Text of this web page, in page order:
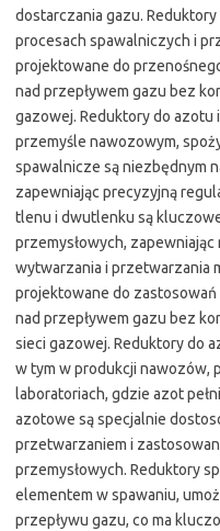
dostarczania gazu.
procesach spawalniczych i
projektowane do
nad przepływem gazu bez
gazowej. Reduktory do
przemyśle nawozowym,
spawalnicze są niezbędnym
zapewniając precyzyjną
tlenu i dwutlenku są
przemysłowych,
wytwarzania i przetwarzania
projektowane do
nad przepływem gazu bez
sieci gazowej. Reduktory do
w tym w produkcji nawozów,
laboratoriach, gdzie azot
azotowe są specjalnie
przetwarzaniem i
przemysłowych. Reduktory
elementem w spawaniu,
przepływu gazu, co ma